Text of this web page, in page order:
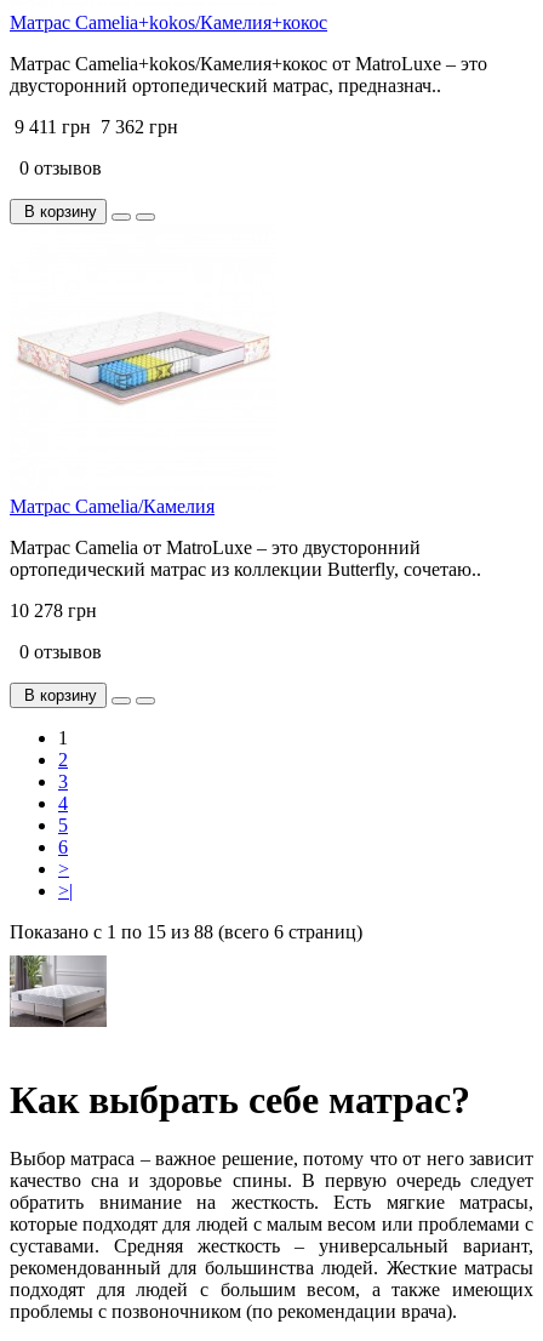
Матрас Camelia+kokos/Камелия+кокос
Матрас Camelia+kokos/Камелия+кокос от MatroLuxe – это
двусторонний ортопедический матрас, предназнач..
9 411 грн 7 362 грн
0 отзывов
В корзину
Матрас Camelia/Камелия
Матрас Camelia от MatroLuxe – это двусторонний
ортопедический матрас из коллекции Butterfly, сочетаю..
10 278 грн
0 отзывов
В корзину
1
2
3
4
5
6
>
>|
Показано с 1 по 15 из 88 (всего 6 страниц)
Как выбрать себе матрас?
Выбор матраса – важное решение, потому что от него зависит
качество сна и здоровье спины. В первую очередь следует
обратить внимание на жесткость. Есть мягкие матрасы,
которые подходят для людей с малым весом или проблемами с
суставами. Средняя жесткость – универсальный вариант,
рекомендованный для большинства людей. Жесткие матрасы
подходят для людей с большим весом, а также имеющих
проблемы с позвоночником (по рекомендации врача).